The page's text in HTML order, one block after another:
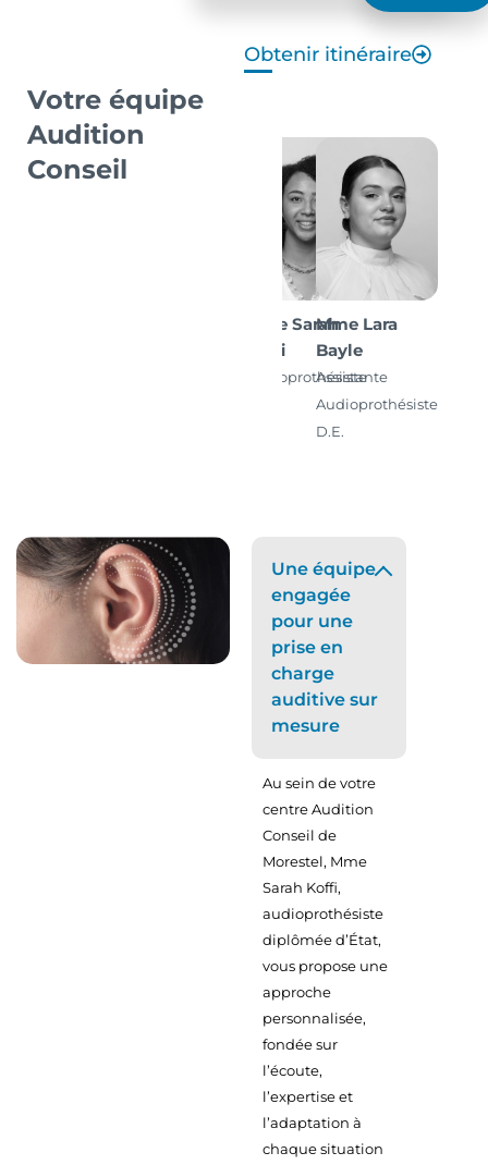
Obtenir itinéraire
Votre équipe
Audition
Conseil
Mme Sarah
Koffi
Audioprothésiste
Mme Lara
Bayle
Assistante
Audioprothésiste
D.E.
Une équipe
engagée
pour une
prise en
charge
auditive sur
mesure
Au sein de votre
centre Audition
Conseil de
Morestel, Mme
Sarah Koffi,
audioprothésiste
diplômée d’État,
vous propose une
approche
personnalisée,
fondée sur
l’écoute,
l’expertise et
l’adaptation à
chaque situation